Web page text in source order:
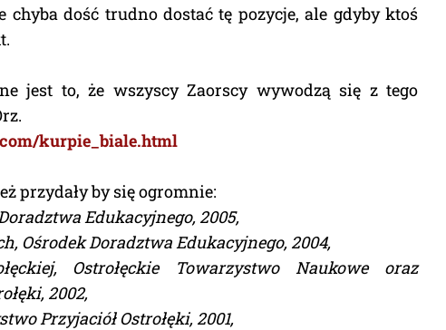
chyba dość trudno dostać tę pozycje, ale gdyby ktoś
jest to, że wszyscy Zaorscy wywodzą się z tego
kurpie_biale.html
przydały by się ogromnie:
Edukacyjnego, 2005,
Ośrodek Doradztwa Edukacyjnego, 2004,
Ostrołęckie Towarzystwo Naukowe oraz
2002,
Przyjaciół Ostrołęki, 2001,